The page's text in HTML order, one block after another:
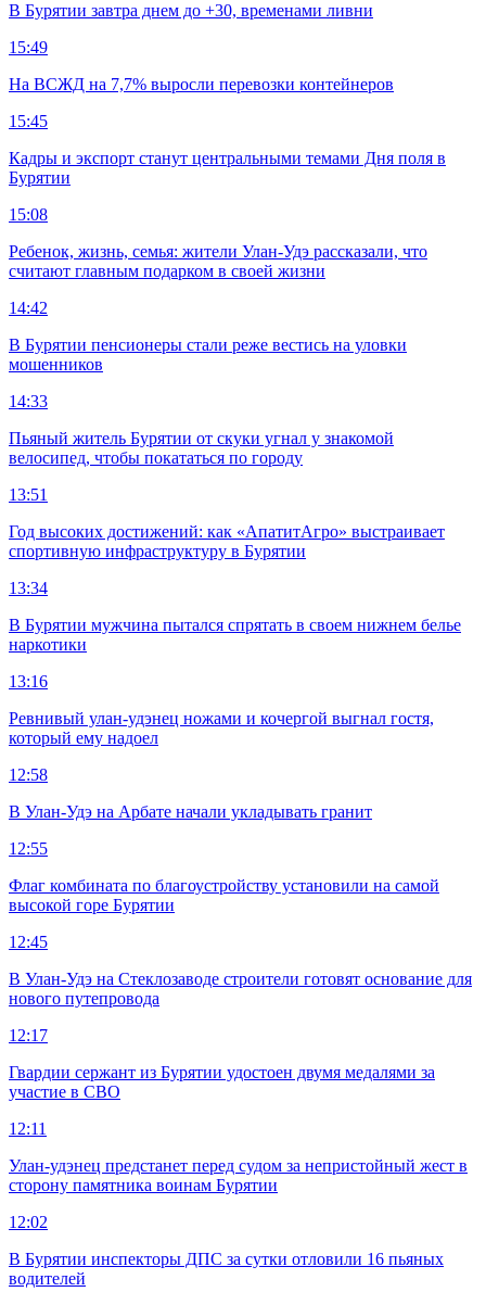
В Бурятии завтра днем до +30, временами ливни
15:49
На ВСЖД на 7,7% выросли перевозки контейнеров
15:45
Кадры и экспорт станут центральными темами Дня поля в
Бурятии
15:08
Ребенок, жизнь, семья: жители Улан-Удэ рассказали, что
считают главным подарком в своей жизни
14:42
В Бурятии пенсионеры стали реже вестись на уловки
мошенников
14:33
Пьяный житель Бурятии от скуки угнал у знакомой
велосипед, чтобы покататься по городу
13:51
Год высоких достижений: как «АпатитАгро» выстраивает
спортивную инфраструктуру в Бурятии
13:34
В Бурятии мужчина пытался спрятать в своем нижнем белье
наркотики
13:16
Ревнивый улан-удэнец ножами и кочергой выгнал гостя,
который ему надоел
12:58
В Улан-Удэ на Арбате начали укладывать гранит
12:55
Флаг комбината по благоустройству установили на самой
высокой горе Бурятии
12:45
В Улан-Удэ на Стеклозаводе строители готовят основание для
нового путепровода
12:17
Гвардии сержант из Бурятии удостоен двумя медалями за
участие в СВО
12:11
Улан-удэнец предстанет перед судом за непристойный жест в
сторону памятника воинам Бурятии
12:02
В Бурятии инспекторы ДПС за сутки отловили 16 пьяных
водителей